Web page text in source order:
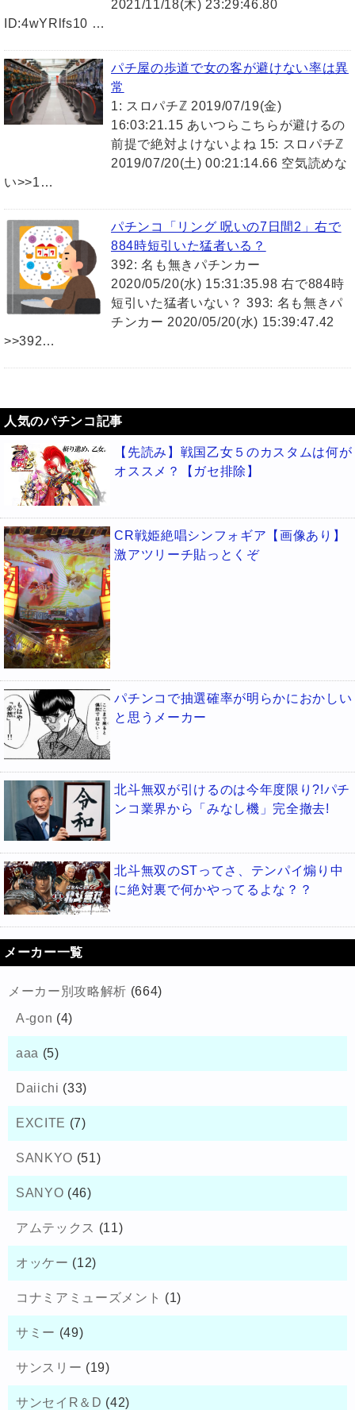
2021/11/18(木) 23:29:46.80
ID:4wYRlfs10 …
パチ屋の歩道で女の客が避けない率は異
常
1: スロパチℤ 2019/07/19(金)
16:03:21.15 あいつらこちらが避けるの
前提で絶対よけないよね 15: スロパチℤ
2019/07/20(土) 00:21:14.66 空気読めな
い>>1…
パチンコ「リング 呪いの7日間2」右で
884時短引いた猛者いる？
392: 名も無きパチンカー
2020/05/20(水) 15:31:35.98 右で884時
短引いた猛者いない？ 393: 名も無きパ
チンカー 2020/05/20(水) 15:39:47.42
>>392…
人気のパチンコ記事
【先読み】戦国乙女５のカスタムは何が
オススメ？【ガセ排除】
CR戦姫絶唱シンフォギア【画像あり】
激アツリーチ貼っとくぞ
パチンコで抽選確率が明らかにおかしい
と思うメーカー
北斗無双が引けるのは今年度限り?!パチ
ンコ業界から「みなし機」完全撤去!
北斗無双のSTってさ、テンパイ煽り中
に絶対裏で何かやってるよな？？
メーカー一覧
メーカー別攻略解析 (664)
A-gon (4)
aaa (5)
Daiichi (33)
EXCITE (7)
SANKYO (51)
SANYO (46)
アムテックス (11)
オッケー (12)
コナミアミューズメント (1)
サミー (49)
サンスリー (19)
サンセイR＆D (42)